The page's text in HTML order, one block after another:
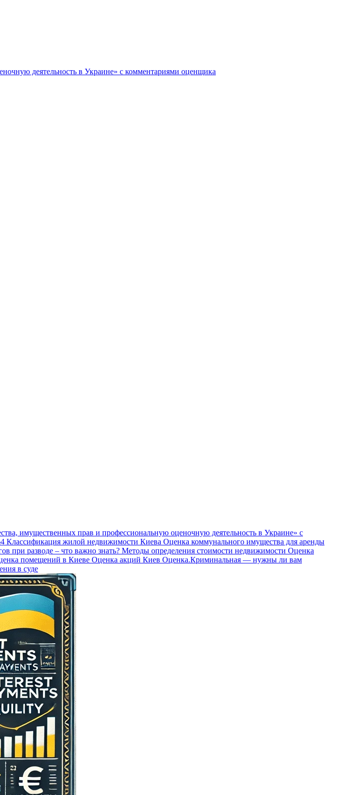
деятельность в Украине» с комментариями оценщика
имущественных прав и профессиональную оценочную деятельность в Украине» с
Классификация жилой недвижимости Киева Оценка коммунального имущества для аренды
при разводе – что важно знать? Методы определения стоимости недвижимости Оценка
помещений в Киеве Оценка акций Киев Оценка.Криминальная — нужны ли вам
в суде